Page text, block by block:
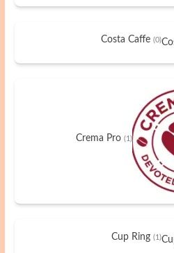
Costa Caffe (0)
Crema Pro (1)
Cup Ring (1)